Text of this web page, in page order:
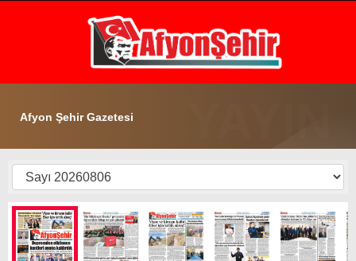
21.8 °
AFYON
EKONOMİ
POLİTİKA
SPOR
Afyon Şehir Gazetesi